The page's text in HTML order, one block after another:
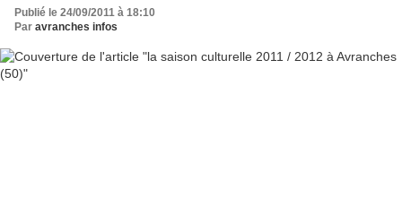
Publié le 24/09/2011 à 18:10
Par avranches infos